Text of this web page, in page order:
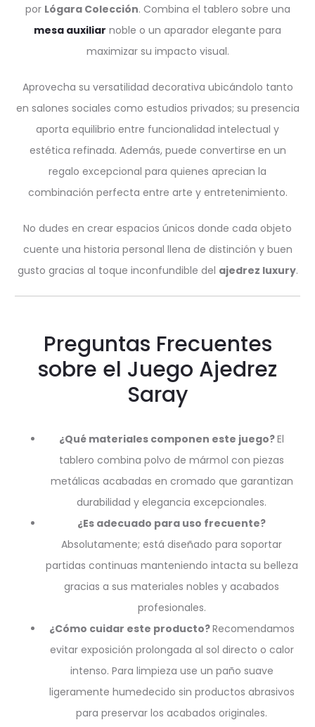
por Lógara Colección. Combina el tablero sobre una
mesa auxiliar noble o un aparador elegante para
maximizar su impacto visual.
Aprovecha su versatilidad decorativa ubicándolo tanto
en salones sociales como estudios privados; su presencia
aporta equilibrio entre funcionalidad intelectual y
estética refinada. Además, puede convertirse en un
regalo excepcional para quienes aprecian la
combinación perfecta entre arte y entretenimiento.
No dudes en crear espacios únicos donde cada objeto
cuente una historia personal llena de distinción y buen
gusto gracias al toque inconfundible del ajedrez luxury.
Preguntas Frecuentes
sobre el Juego Ajedrez
Saray
¿Qué materiales componen este juego?El
tablero combina polvo de mármol con piezas
metálicas acabadas en cromado que garantizan
durabilidad y elegancia excepcionales.
¿Es adecuado para uso frecuente?
Absolutamente; está diseñado para soportar
partidas continuas manteniendo intacta su belleza
gracias a sus materiales nobles y acabados
profesionales.
¿Cómo cuidar este producto?Recomendamos
evitar exposición prolongada al sol directo o calor
intenso. Para limpieza use un paño suave
ligeramente humedecido sin productos abrasivos
para preservar los acabados originales.